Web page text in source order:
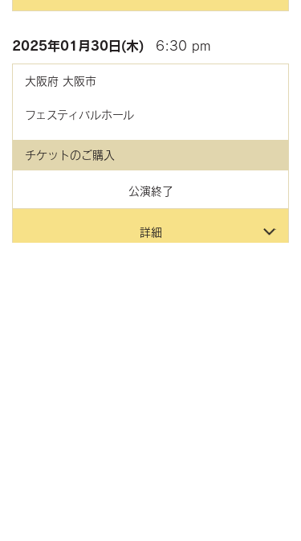
2025年01月30日(木) 6:30 pm
大阪府 大阪市
フェスティバルホール
チケットのご購入
公演終了
詳細